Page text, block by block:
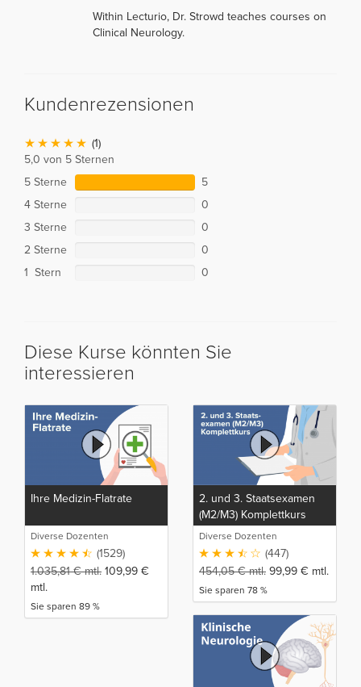
Within Lecturio, Dr. Strowd teaches courses on
Clinical Neurology.
Kundenrezensionen
(1)
5,0 von 5 Sternen
5 Sterne
5
4 Sterne
0
3 Sterne
0
2 Sterne
0
1 Stern
0
Diese Kurse könnten Sie
interessieren
Ihre Medizin-Flatrate
Diverse Dozenten
(1529)
1.035,81€mtl. 109,99 €
mtl.
Sie sparen 89 %
2. und 3. Staatsexamen
(M2/M3) Komplettkurs
Diverse Dozenten
(447)
454,05€mtl. 99,99 € mtl.
Sie sparen 78 %